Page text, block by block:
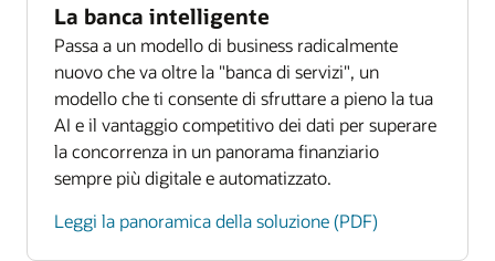
La banca intelligente
Passa a un modello di business radicalmente
nuovo che va oltre la "banca di servizi", un
modello che ti consente di sfruttare a pieno la tua
AI e il vantaggio competitivo dei dati per superare
la concorrenza in un panorama finanziario
sempre più digitale e automatizzato.
Leggi la panoramica della soluzione (PDF)